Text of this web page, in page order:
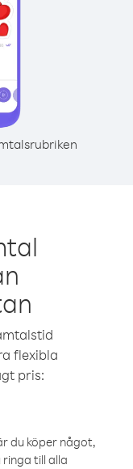
flexibla
pris:
du köper något,
till alla